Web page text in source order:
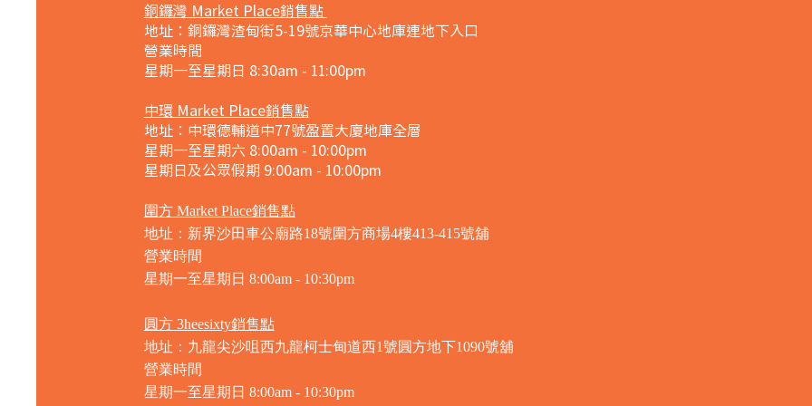
銅鑼灣 Market Place銷售點
地址：銅鑼灣渣甸街5-19號京華中心地庫連地下入口​
營業時間
星期一至星期日 8:30am - 11:00pm
中環 Market Place銷售點
地址：中環德輔道中77號盈置大廈地庫全層
星期一至星期六 8:00am - 10:00pm
星期日及公眾假期 9:00am - 10:00pm
圍方 Market Place銷售點
地址：新界沙田車公廟路18號圍方商場4樓413-415號舖
營業時間
星期一至星期日 8:00am - 10:30pm
圓方 3heesixty銷售點
地址：九龍尖沙咀西九龍柯士甸道西1號圓方地下1090號舖
營業時間
星期一至星期日 8:00am - 10:30pm